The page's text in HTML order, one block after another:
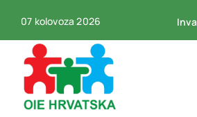
content
07 kolovoza 2026